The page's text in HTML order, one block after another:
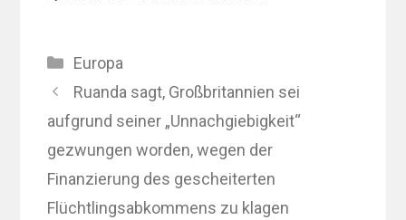
Kategorien
Europa
Ruanda sagt, Großbritannien sei
aufgrund seiner „Unnachgiebigkeit“
gezwungen worden, wegen der
Finanzierung des gescheiterten
Flüchtlingsabkommens zu klagen